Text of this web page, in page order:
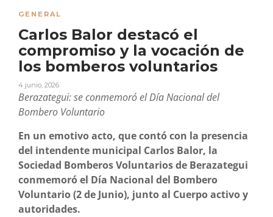
GENERAL
Carlos Balor destacó el
compromiso y la vocación de
los bomberos voluntarios
4 junio, 2026
Berazategui: se conmemoró el Día Nacional del
Bombero Voluntario
En un emotivo acto, que contó con la presencia
del intendente municipal Carlos Balor, la
Sociedad Bomberos Voluntarios de Berazategui
conmemoró el Día Nacional del Bombero
Voluntario (2 de Junio), junto al Cuerpo activo y
autoridades.